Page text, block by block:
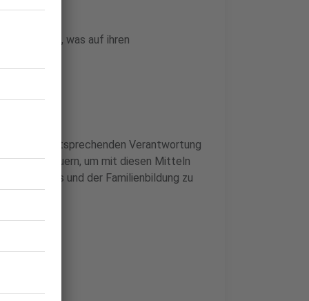
für das, was auf ihren
einer entsprechenden Verantwortung
zu besteuern, um mit diesen Mitteln
Kitas und der Familienbildung zu